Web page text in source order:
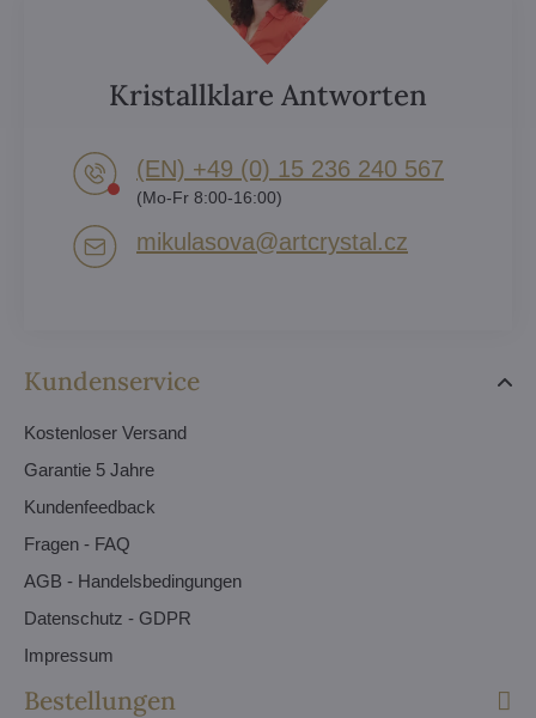
Kundenservice
Kostenloser Versand
Garantie 5 Jahre
Kundenfeedback
Fragen - FAQ
AGB - Handelsbedingungen
Datenschutz - GDPR
Impressum
Bestellungen
Kristallklare Antworten
(EN) +49 (0) 15 236 240 567
(Mo-Fr 8:00-16:00)
mikulasova​@artcrystal​.cz